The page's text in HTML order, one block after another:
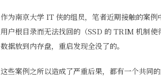
作为南京大学 IT 侠的组员，笔者近期接触的案
用户根目录而无法找回的（SSD 的 TRIM 机制
数据放到内存盘，重启发现全没了的。
这些案例之所以造成了严重后果，都有一个共同的